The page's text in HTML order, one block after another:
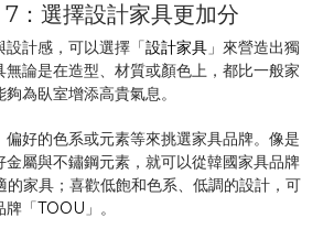
7：選擇設計家具更加分
計感，可以選擇「設計家具 」來營造出獨
論是在造型、材質或顏色上，都比一般家
為臥室增添高貴氣息。
好的色系或元素等來挑選家具品牌。像是
金屬與不鏽鋼元素，就可以從韓國家具品牌
的家具；喜歡低飽和色系、低調的設計，可
牌「TOOU 」。